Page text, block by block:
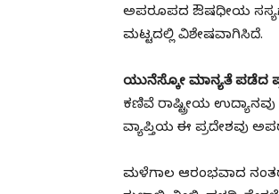
ಅಪರೂಪದ ಔಷಧೀಯ
ಮಟ್ಟದಲ್ಲಿ ವಿಶೇಷವಾಗಿಸಿದೆ.
ಯುನೆಸ್ಕೋ ಮಾನ್ಯತೆ ಪಡೆದ
ಕಣಿವೆ ರಾಷ್ಟ್ರೀಯ
ವ್ಯಾಪ್ತಿಯ ಈ ಪ್ರದೇಶವು
ಮಳೆಗಾಲ ಆರಂಭವಾದ